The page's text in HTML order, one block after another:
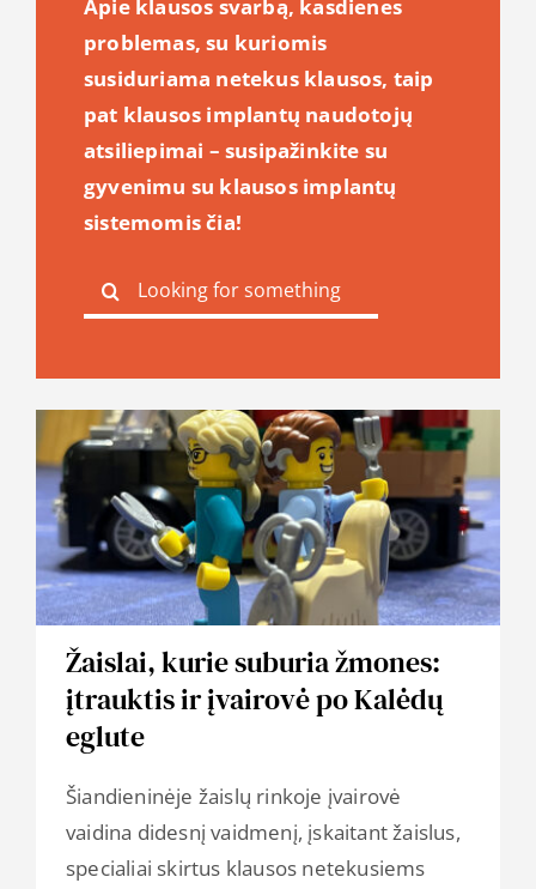
Apie klausos svarbą, kasdienes
problemas, su kuriomis
susiduriama netekus klausos, taip
pat klausos implantų naudotojų
atsiliepimai – susipažinkite su
gyvenimu su klausos implantų
sistemomis čia!
Search
for:
Žaislai, kurie suburia žmones:
įtrauktis ir įvairovė po Kalėdų
eglute
Šiandieninėje žaislų rinkoje įvairovė
vaidina didesnį vaidmenį, įskaitant žaislus,
specialiai skirtus klausos netekusiems